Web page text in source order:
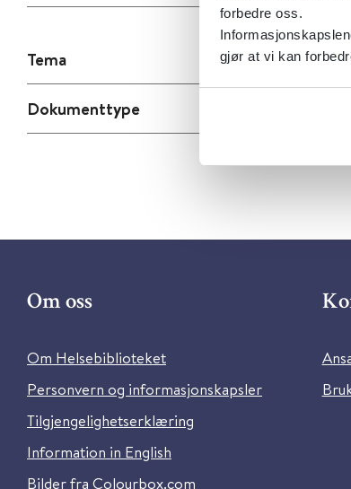
forbedre oss.
gjør at vi kan
Tema
Dokumenttype
Om oss
Om Helsebiblioteket
Personvern og informasjonskapsler
Tilgjengelighetserklæring
Information in English
Bilder fra Colourbox.com